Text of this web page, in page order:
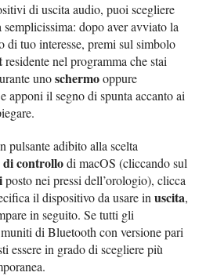
di uscita audio, puoi scegliere
dopo aver avviato la
di tuo interesse, premi sul simbolo
residente nel programma che stai
unoschermooppure
apponi il segno di spunta accanto ai
pulsante adibito alla scelta
controllodi macOS (cliccando sul
posto nei pressi dell’orologio), clicca
il dispositivo da usare inuscita,
in seguito. Se tutti gli
di Bluetooth con versione pari
essere in grado di scegliere più